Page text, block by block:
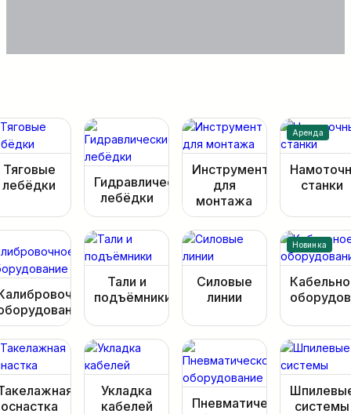
Тяговые
лебёдки
Гидравлические
лебёдки
Инструмент
для
монтажа
Аренда
станки
Тали и
подъёмники
Силовые
линии
Новинка
оснастка
Укладка
кабелей
Пневматическоесистемы